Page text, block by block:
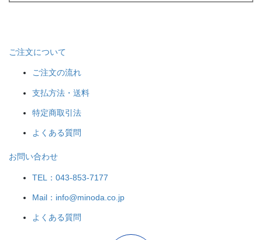
ご注文について
ご注文の流れ
支払方法・送料
特定商取引法
よくある質問
お問い合わせ
TEL：043-853-7177
Mail：info@minoda.co.jp
よくある質問